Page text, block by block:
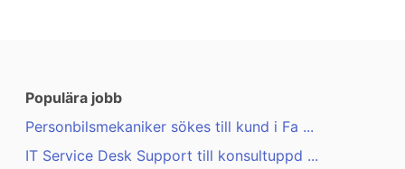
Populära jobb
Personbilsmekaniker sökes till kund i Fa ...
IT Service Desk Support till konsultuppd ...